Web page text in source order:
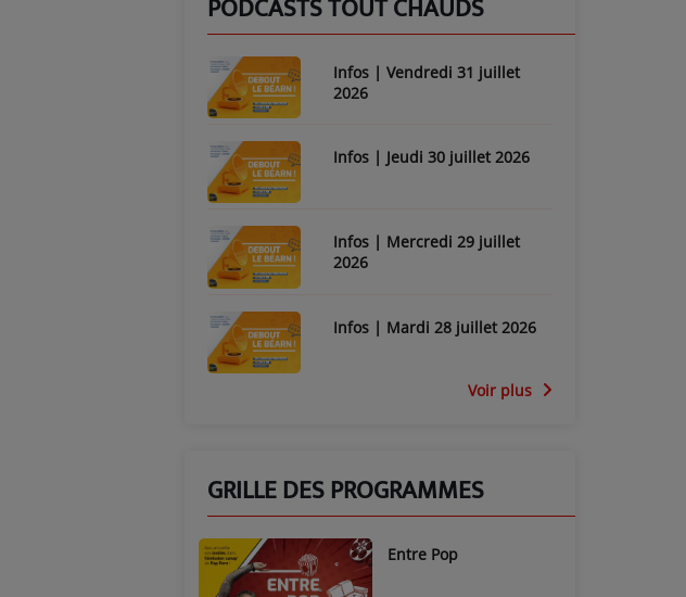
Infos | Vendredi 31 juillet
2026
Infos | Jeudi 30 juillet 2026
Infos | Mercredi 29 juillet
2026
Infos | Mardi 28 juillet 2026
Voir plus
GRILLE DES PROGRAMMES
Entre Pop